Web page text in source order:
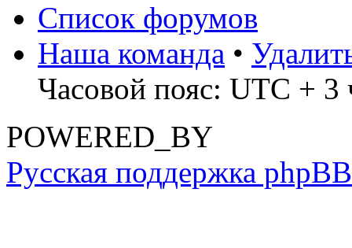
Список форумов
Наша команда •
Часовой пояс: UTC + 3
POWERED_BY
Русская поддержка phpBB